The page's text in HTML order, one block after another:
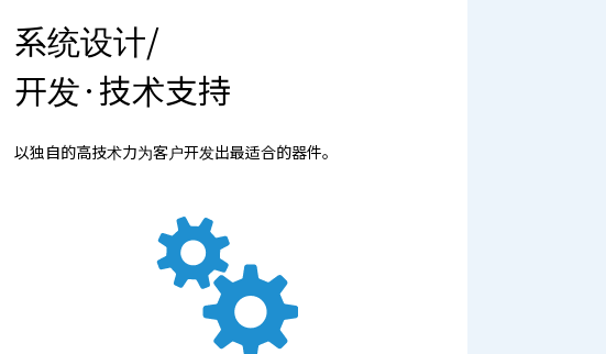
系统设计/
开发·技术支持
以独自的高技术力为客户开发出最适合的器件。